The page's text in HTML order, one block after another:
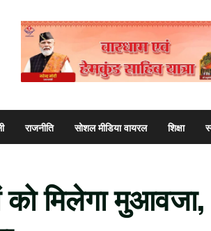
राजनीति सोशल मीडिया वायरल शिक्षा
को मिलेगा मुआवजा,